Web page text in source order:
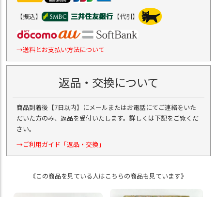
【振込】 【代引】
→送料とお支払い方法について
返品・交換について
商品到着後【7日以内】にメールまたはお電話にてご連絡をいた
だいた方のみ、返品を受付いたします。詳しくは下記をご覧くだ
さい。
→ご利用ガイド「返品・交換」
《この商品を見ている人はこちらの商品も見ています》